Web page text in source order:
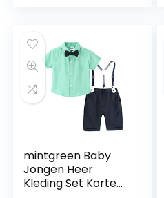
mintgreen Baby
Jongen Heer
Kleding Set Korte